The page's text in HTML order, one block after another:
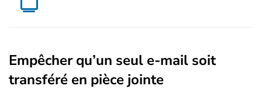
Empêcher qu’un seul e-mail soit
transféré en pièce jointe